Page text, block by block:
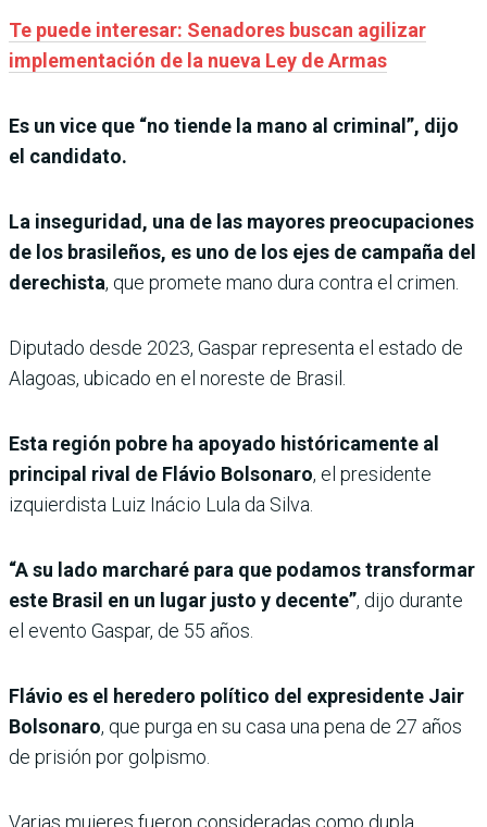
Te puede interesar: Senadores buscan agilizar
implementación de la nueva Ley de Armas
Es un vice que “no tiende la mano al criminal”, dijo
el candidato.
La inseguridad, una de las mayores preocupaciones
de los brasileños, es uno de los ejes de campaña del
derechista, que promete mano dura contra el crimen.
Diputado desde 2023, Gaspar representa el estado de
Alagoas, ubicado en el noreste de Brasil.
Esta región pobre ha apoyado históricamente al
principal rival de Flávio Bolsonaro, el presidente
izquierdista Luiz Inácio Lula da Silva.
“A su lado marcharé para que podamos transformar
este Brasil en un lugar justo y decente”, dijo durante
el evento Gaspar, de 55 años.
Flávio es el heredero político del expresidente Jair
Bolsonaro, que purga en su casa una pena de 27 años
de prisión por golpismo.
Varias mujeres fueron consideradas como dupla